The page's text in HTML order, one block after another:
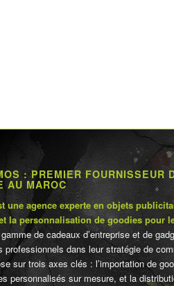
: PREMIER FOURNISSEUR
AU MAROC
une agence experte en objets
la personnalisation de goodies pour
de cadeaux d’entreprise et de
professionnels dans leur stratégie de
sur trois axes clés : l’importation de
personnalisés sur mesure, et la